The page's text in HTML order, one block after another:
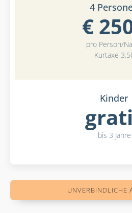
4
€
pro Person/
Kurtaxe
Kinder
bis 3 Jahre
UNVERBINDLICHE